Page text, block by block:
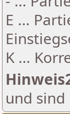
E ...
K ...
und